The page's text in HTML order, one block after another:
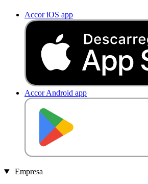
Accor iOS app
Accor Android app
Empresa